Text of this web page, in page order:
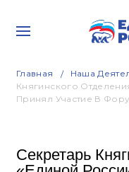
Главная Наша
Княгинского
Принял Участие В
Секретарь